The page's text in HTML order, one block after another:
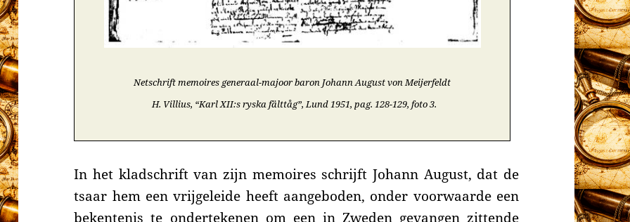
Netschrift memoires generaal-majoor baron Johann August von Meijerfeldt
H. Villius, “Karl XII:s ryska fälttåg”, Lund 1951, pag. 128-129, foto 3.
In het kladschrift van zijn memoires schrijft Johann August, dat de
tsaar hem een vrijgeleide heeft aangeboden, onder voorwaarde een
bekentenis te ondertekenen om een in Zweden gevangen zittende